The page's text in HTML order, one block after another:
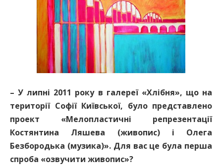
– У липні 2011 року в галереї «Хлібня», що на
території Софії Київської, було представлено
проект «Мелопластичні репрезентації
Костянтина Ляшева (живопис) і Олега
Безбородька (музика)». Для вас це була перша
спроба «озвучити живопис»?